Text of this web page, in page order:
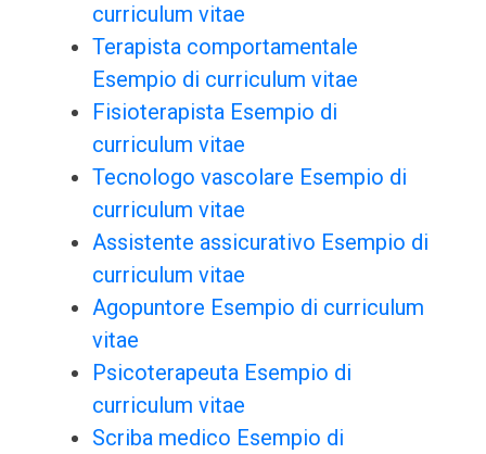
curriculum vitae
Terapista comportamentale
Esempio di curriculum vitae
Fisioterapista Esempio di
curriculum vitae
Tecnologo vascolare Esempio di
curriculum vitae
Assistente assicurativo Esempio di
curriculum vitae
Agopuntore Esempio di curriculum
vitae
Psicoterapeuta Esempio di
curriculum vitae
Scriba medico Esempio di